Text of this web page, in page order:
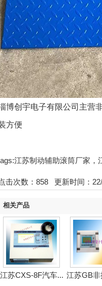
博创宇电子有限公司主营
方便
江苏制动辅助滚筒厂家，
击次数： 858 更新时间：
相关产品
江苏CXS-8F汽车... 江苏GB